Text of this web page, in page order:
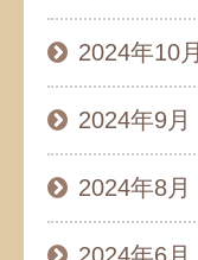
2024年10月
2024年9月
2024年8月